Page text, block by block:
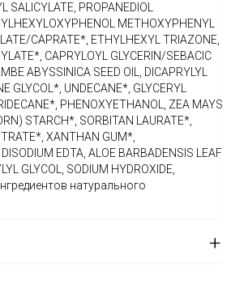
SALICYLATE, PROPANEDIOL
METHOXYPHENYL
CAPRATE*, ETHYLHEXYL TRIAZONE,
CAPRYLOYL GLYCERIN/SEBACIC
ABYSSINICA SEED OIL, DICAPRYLYL
GLYCOL*, UNDECANE*, GLYCERYL
PHENOXYETHANOL, ZEA MAYS
STARCH*, SORBITAN LAURATE*,
XANTHAN GUM*,
EDTA, ALOE BARBADENSIS LEAF
GLYCOL, SODIUM HYDROXIDE,
натурального